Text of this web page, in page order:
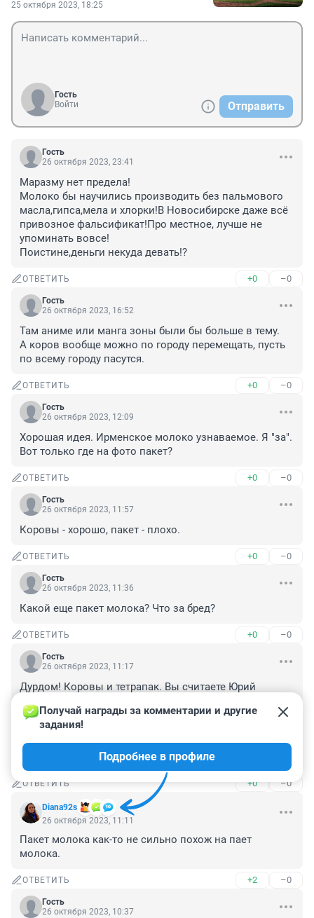
25 октября 2023, 18:25
Гость
Войти
Отправить
Гость
26 октября 2023, 23:41
Маразму нет предела!
Молоко бы научились производить без пальмового
масла,гипса,мела и хлорки!В Новосибирске даже всё
привозное фальсификат!Про местное, лучше не
упоминать вовсе!
Поистине,деньги некуда девать!?
ОТВЕТИТЬ +0 –0
Гость
26 октября 2023, 16:52
Там аниме или манга зоны были бы больше в тему.
А коров вообще можно по городу перемещать, пусть
по всему городу пасутся.
ОТВЕТИТЬ +0 –0
Гость
26 октября 2023, 12:09
Хорошая идея. Ирменское молоко узнаваемое. Я "за".
Вот только где на фото пакет?
ОТВЕТИТЬ +0 –0
Гость
26 октября 2023, 11:57
Коровы - хорошо, пакет - плохо.
ОТВЕТИТЬ +0 –0
Гость
26 октября 2023, 11:36
Какой еще пакет молока? Что за бред?
ОТВЕТИТЬ +0 –0
Гость
26 октября 2023, 11:17
Дурдом! Коровы и тетрапак. Вы считаете Юрий
средства достижения цели. Пошлость неимоверная.
Ну нет мозгов придумать что то достойное просто
сделайте бюст, табличку мемориальную. Но цветные
ОТВЕТИТЬ +0 –0
Diana92s
Получай награды за комментарии и другие
задания!
Подробнее в профиле
26 октября 2023, 11:11
Пакет молока как-то не сильно похож на пает
молока.
ОТВЕТИТЬ +2 –0
Гость
26 октября 2023, 10:37